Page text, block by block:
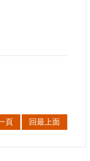
頁 回最上面